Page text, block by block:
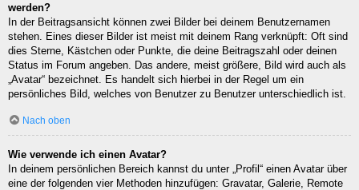
werden?
In der Beitragsansicht können zwei Bilder bei deinem Benutzernamen
stehen. Eines dieser Bilder ist meist mit deinem Rang verknüpft: Oft sind
dies Sterne, Kästchen oder Punkte, die deine Beitragszahl oder deinen
Status im Forum angeben. Das andere, meist größere, Bild wird auch als
„Avatar“ bezeichnet. Es handelt sich hierbei in der Regel um ein
persönliches Bild, welches von Benutzer zu Benutzer unterschiedlich ist.
Nach oben
Wie verwende ich einen Avatar?
In deinem persönlichen Bereich kannst du unter „Profil“ einen Avatar über
eine der folgenden vier Methoden hinzufügen: Gravatar, Galerie, Remote